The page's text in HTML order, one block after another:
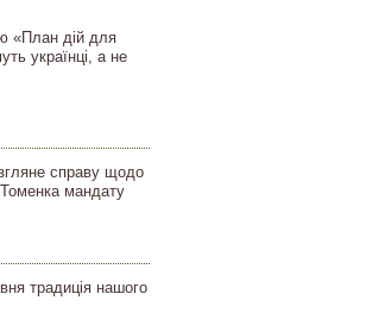
«План дій для
українці, а не
справу щодо
мандату
традиція нашого